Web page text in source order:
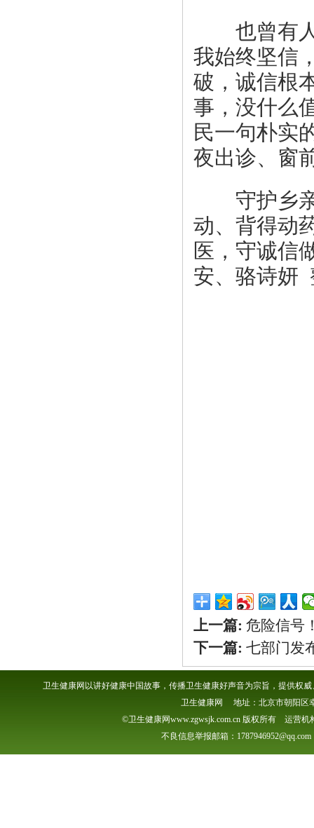
也曾有人
我始终坚信
破，诚信根
事，没什么
民一句朴实
夜出诊、窗
守护乡亲
动、背得动
医，守诚信
安、骆诗妍
上一篇: 危险信号
下一篇: 七部门发
卫生健康网以讲好健康中国故事，传播卫生健康好声音为宗旨，提供权
卫生健康网 地址：北京市朝阳区
©卫生健康网www.zgwsjk.com.cn 版权所有 运营
不良信息举报邮箱：